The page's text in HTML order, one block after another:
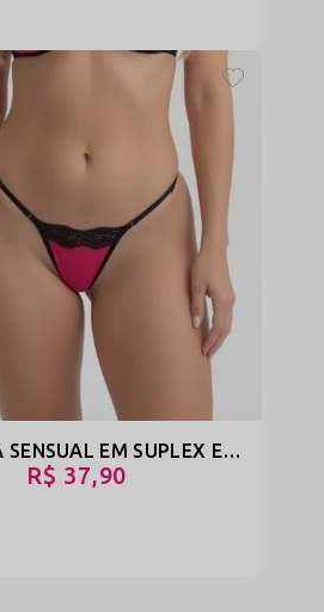
CALCINHA SENSUAL EM SUPLEX E RENDA COM BUMBUM EM TULE DOBRADO - MALU
R$ 37,90